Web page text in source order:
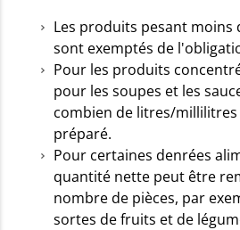
Les produits pesant moins
sont exemptés de
Pour les produits
pour les soupes et les
combien de litres/
préparé.
Pour certaines denrées
quantité nette peut être
nombre de pièces, par
sortes de fruits et de